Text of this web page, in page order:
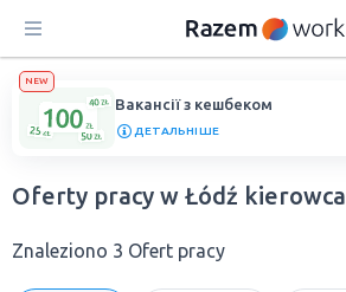
NEW
Вакансії з кешбеком
ДЕТАЛЬНІШЕ
Oferty pracy w Łódź kierowca
Znaleziono 3 Ofert pracy